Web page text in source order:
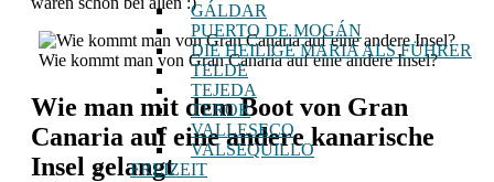
GÁLDAR
PUERTO DE MOGÁN
DIE HEILIGE MARIA ALS FÜHRER
TELDE
TEJEDA
TEROR
VALLESECO
VALSEQUILLO
FREIZEIT
Wie kommt man von Gran Canaria auf eine andere Insel?
Wie man mit dem Boot von Gran
Canaria auf eine andere kanarische
Insel gelangt